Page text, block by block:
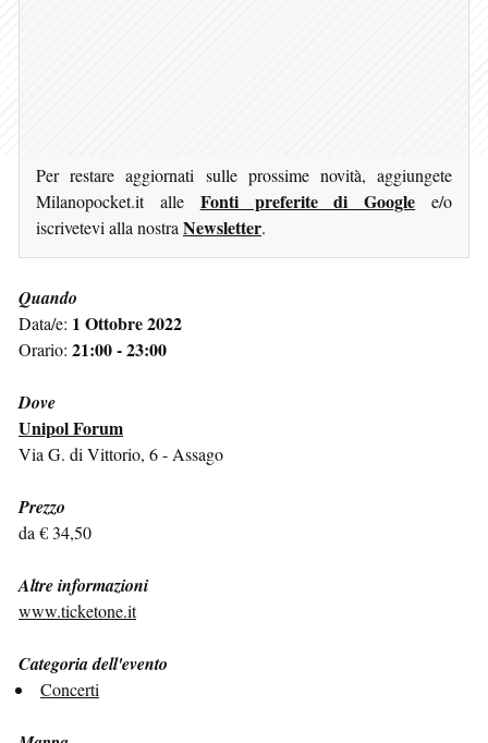
Per restare aggiornati sulle prossime novità, aggiungete
Milanopocket.it alle Fonti preferite di Google e/o
iscrivetevi alla nostra Newsletter.
Quando
Data/e: 1 Ottobre 2022
Orario: 21:00 - 23:00
Dove
Unipol Forum
Via G. di Vittorio, 6 - Assago
Prezzo
da € 34,50
Altre informazioni
www.ticketone.it
Categoria dell'evento
Concerti